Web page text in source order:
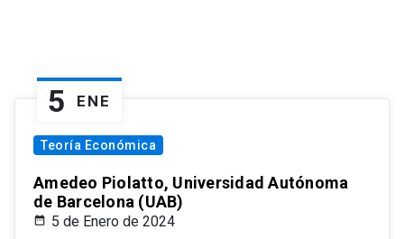
5 ENE
Teoría Económica
Amedeo Piolatto, Universidad Autónoma
de Barcelona (UAB)
5 de Enero de 2024